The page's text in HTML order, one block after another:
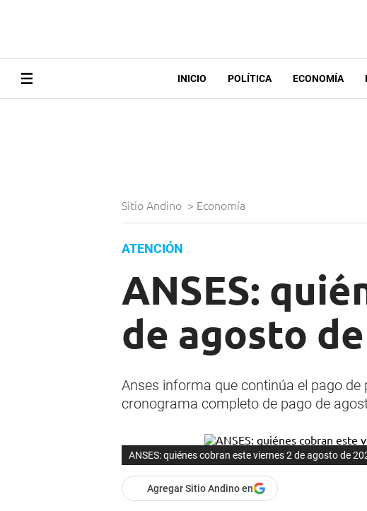
INICIO POLÍTICA ECONOMÍA
Sitio Andino > Economía
ATENCIÓN
ANSES:
de agosto
Anses informa que continúa el pago
cronograma completo de pago de
ANSES: quiénes cobran este viernes 2 de agosto de
Agregar Sitio Andino en